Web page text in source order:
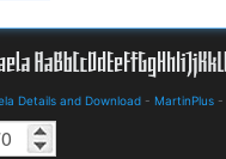
Details and Download - MartinPlus -